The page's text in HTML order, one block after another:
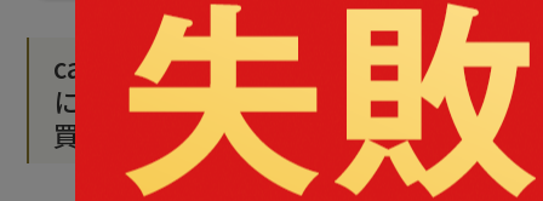
case:2『見過ごされた可能性を価値
に変える ―大英産業が挑む、不動産
買取の新しいカタチ―』